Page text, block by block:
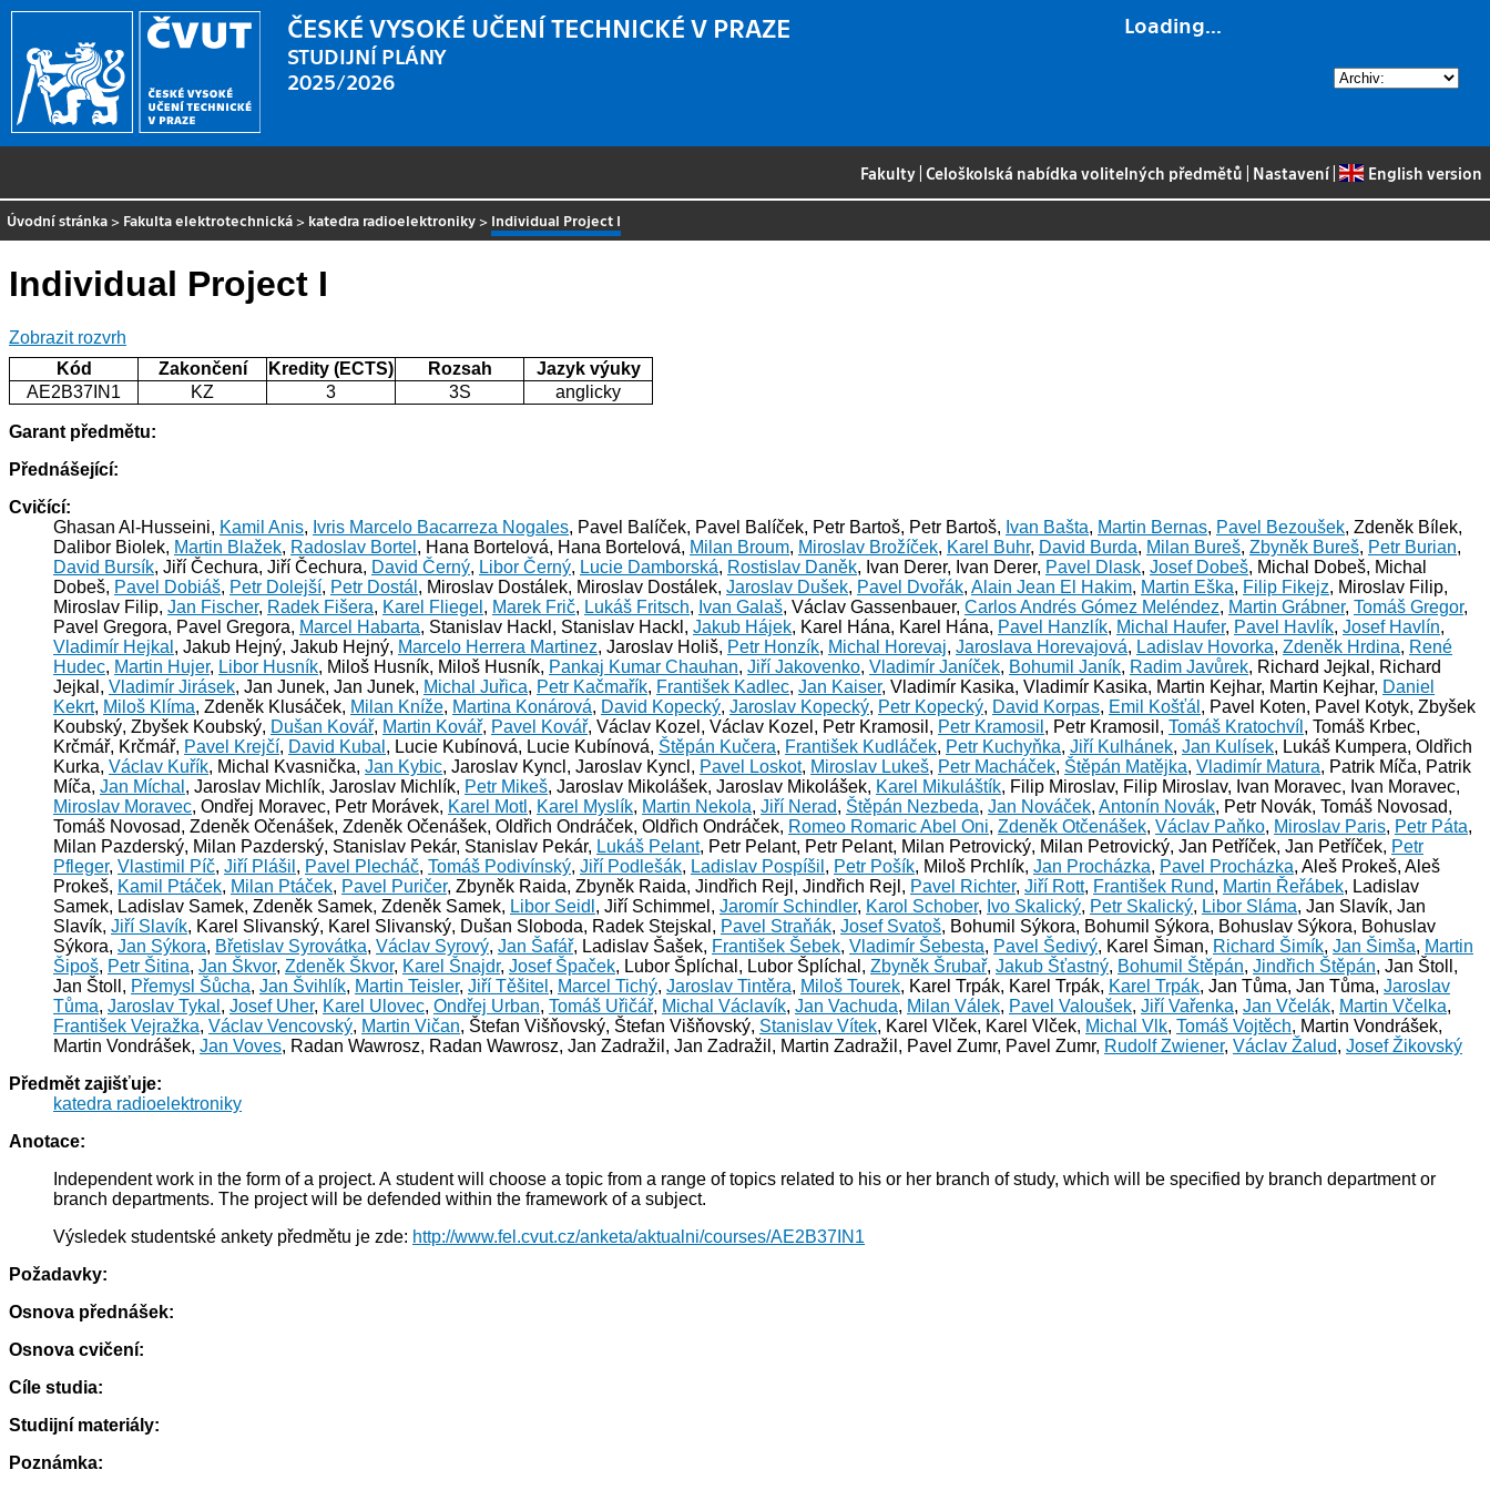
Loading...
ČESKÉ VYSOKÉ UČENÍ TECHNICKÉ V PRAZE
STUDIJNÍ PLÁNY
2025/2026
Fakulty |Celoškolská nabídka volitelných předmětů Nastavení| English version
Úvodní stránka > Fakulta elektrotechnická > katedra radioelektroniky > Individual Project I
Individual Project I
Zobrazit rozvrh
Kód
Zakončení Kredity (ECTS) Rozsah
Jazyk výuky
AE2B37IN1
KZ 3 3S anglicky
Garant předmětu:
Přednášející:
Cvičící:
Ghasan Al-Husseini, Kamil Anis, Ivris Marcelo Bacarreza Nogales, Pavel Balíček, Pavel Balíček, Petr Bartoš, Petr Bartoš, Ivan Bašta, Martin Bernas, Pavel Bezoušek, Zdeněk Bílek,
Dalibor Biolek, Martin Blažek, Radoslav Bortel , Hana Bortelová, Hana Bortelová, Milan Broum, Miroslav Brožíček, Karel Buhr, David Burda, Milan Bureš, Zbyněk Bureš, Petr Burian,
David Bursík, Jiří Čechura, Jiří Čechura, David Černý, Libor Černý, Lucie Damborská, Rostislav Daněk, Ivan Derer, Ivan Derer, Pavel Dlask, Josef Dobeš, Michal Dobeš, Michal
Dobeš, Pavel Dobiáš, Petr Dolejší, Petr Dostál , Miroslav Dostálek, Miroslav Dostálek, Jaroslav Dušek, Pavel Dvořák, Alain Jean El Hakim, Martin Eška, Filip Fikejz, Miroslav Filip,
Miroslav Filip, Jan Fischer, Radek Fišera, Karel Fliegel , Marek Frič, Lukáš Fritsch, Ivan Galaš, Václav Gassenbauer, Carlos Andrés Gómez Meléndez, Martin Grábner, Tomáš Gregor,
Pavel Gregora, Pavel Gregora, Marcel Habarta, Stanislav Hackl, Stanislav Hackl, Jakub Hájek, Karel Hána, Karel Hána, Pavel Hanzlík, Michal Haufer, Pavel Havlík, Josef Havlín,
Vladimír Hejkal , Jakub Hejný, Jakub Hejný, Marcelo Herrera Martinez, Jaroslav Holiš, Petr Honzík, Michal Horevaj, Jaroslava Horevajová, Ladislav Hovorka, Zdeněk Hrdina, René
Hudec, Martin Hujer, Libor Husník, Miloš Husník, Miloš Husník, Pankaj Kumar Chauhan, Jiří Jakovenko, Vladimír Janíček, Bohumil Janík, Radim Javůrek, Richard Jejkal, Richard
Jejkal, Vladimír Jirásek, Jan Junek, Jan Junek, Michal Juřica, Petr Kačmařík, František Kadlec, Jan Kaiser, Vladimír Kasika, Vladimír Kasika, Martin Kejhar, Martin Kejhar, Daniel
Kekrt, Miloš Klíma, Zdeněk Klusáček, Milan Kníže, Martina Konárová, David Kopecký, Jaroslav Kopecký, Petr Kopecký, David Korpas, Emil Košťál , Pavel Koten, Pavel Kotyk, Zbyšek
Koubský, Zbyšek Koubský, Dušan Kovář, Martin Kovář, Pavel Kovář, Václav Kozel, Václav Kozel, Petr Kramosil, Petr Kramosil , Petr Kramosil, Tomáš Kratochvíl , Tomáš Krbec,
Krčmář, Krčmář, Pavel Krejčí, David Kubal , Lucie Kubínová, Lucie Kubínová, Štěpán Kučera, František Kudláček, Petr Kuchyňka, Jiří Kulhánek, Jan Kulísek, Lukáš Kumpera, Oldřich
Kurka, Václav Kuřík, Michal Kvasnička, Jan Kybic, Jaroslav Kyncl, Jaroslav Kyncl, Pavel Loskot, Miroslav Lukeš, Petr Macháček, Štěpán Matějka, Vladimír Matura, Patrik Míča, Patrik
Míča, Jan Míchal , Jaroslav Michlík, Jaroslav Michlík, Petr Mikeš, Jaroslav Mikolášek, Jaroslav Mikolášek, Karel Mikuláštík, Filip Miroslav, Filip Miroslav, Ivan Moravec, Ivan Moravec,
Miroslav Moravec, Ondřej Moravec, Petr Morávek, Karel Motl , Karel Myslík, Martin Nekola, Jiří Nerad, Štěpán Nezbeda, Jan Nováček, Antonín Novák, Petr Novák, Tomáš Novosad,
Tomáš Novosad, Zdeněk Očenášek, Zdeněk Očenášek, Oldřich Ondráček, Oldřich Ondráček, Romeo Romaric Abel Oni, Zdeněk Otčenášek, Václav Paňko, Miroslav Paris, Petr Páta,
Milan Pazderský, Milan Pazderský, Stanislav Pekár, Stanislav Pekár, Lukáš Pelant, Petr Pelant, Petr Pelant, Milan Petrovický, Milan Petrovický, Jan Petříček, Jan Petříček, Petr
Pfleger, Vlastimil Píč, Jiří Plášil , Pavel Plecháč, Tomáš Podivínský, Jiří Podlešák, Ladislav Pospíšil , Petr Pošík, Miloš Prchlík, Jan Procházka, Pavel Procházka, Aleš Prokeš, Aleš
Prokeš, Kamil Ptáček, Milan Ptáček, Pavel Puričer, Zbyněk Raida, Zbyněk Raida, Jindřich Rejl, Jindřich Rejl, Pavel Richter, Jiří Rott, František Rund, Martin Řeřábek, Ladislav
Samek, Ladislav Samek, Zdeněk Samek, Zdeněk Samek, Libor Seidl , Jiří Schimmel, Jaromír Schindler, Karol Schober, Ivo Skalický, Petr Skalický, Libor Sláma, Jan Slavík, Jan
Slavík, Jiří Slavík, Karel Slivanský, Karel Slivanský, Dušan Sloboda, Radek Stejskal, Pavel Straňák, Josef Svatoš, Bohumil Sýkora, Bohumil Sýkora, Bohuslav Sýkora, Bohuslav
Sýkora, Jan Sýkora, Břetislav Syrovátka, Václav Syrový, Jan Šafář, Ladislav Šašek, František Šebek, Vladimír Šebesta, Pavel Šedivý, Karel Šiman, Richard Šimík, Jan Šimša, Martin
Šipoš, Petr Šitina, Jan Škvor, Zdeněk Škvor, Karel Šnajdr, Josef Špaček, Lubor Šplíchal, Lubor Šplíchal, Zbyněk Šrubař, Jakub Šťastný, Bohumil Štěpán, Jindřich Štěpán, Jan Štoll,
Jan Štoll, Přemysl Šůcha, Jan Švihlík, Martin Teisler, Jiří Těšitel , Marcel Tichý, Jaroslav Tintěra, Miloš Tourek, Karel Trpák, Karel Trpák, Karel Trpák, Jan Tůma, Jan Tůma, Jaroslav
Tůma, Jaroslav Tykal , Josef Uher, Karel Ulovec, Ondřej Urban, Tomáš Uřičář, Michal Václavík, Jan Vachuda, Milan Válek, Pavel Valoušek, Jiří Vařenka, Jan Včelák, Martin Včelka,
František Vejražka, Václav Vencovský, Martin Vičan, Štefan Višňovský, Štefan Višňovský, Stanislav Vítek, Karel Vlček, Karel Vlček, Michal Vlk, Tomáš Vojtěch, Martin Vondrášek,
Martin Vondrášek, Jan Voves, Radan Wawrosz, Radan Wawrosz, Jan Zadražil, Jan Zadražil, Martin Zadražil, Pavel Zumr, Pavel Zumr, Rudolf Zwiener, Václav Žalud, Josef Žikovský
Předmět zajišťuje:
katedra radioelektroniky
Anotace:
Independent work in the form of a project. A student will choose a topic from a range of topics related to his or her branch of study, which will be specified by branch department or
branch departments. The project will be defended within the framework of a subject.
Výsledek studentské ankety předmětu je zde: http://www.fel.cvut.cz/anketa/aktualni/courses/AE2B37IN1
Požadavky:
Osnova přednášek:
Osnova cvičení:
Cíle studia:
Studijní materiály:
Poznámka: